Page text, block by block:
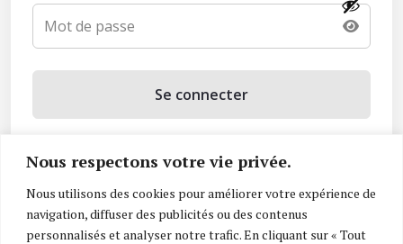
Nous respectons votre vie privée.
Nous utilisons des cookies pour améliorer votre expérience de
navigation, diffuser des publicités ou des contenus
personnalisés et analyser notre trafic. En cliquant sur « Tout
Se connecter
Mot de passe oublié ?
Vous n’avez pas de compte ? Inscrivez-vous